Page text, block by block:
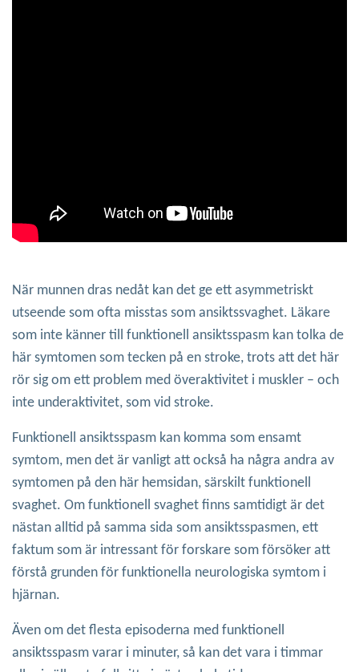
När munnen dras nedåt kan det ge ett asymmetriskt
utseende som ofta misstas som ansiktssvaghet. Läkare
som inte känner till funktionell ansiktsspasm kan tolka de
här symtomen som tecken på en stroke, trots att det här
rör sig om ett problem med överaktivitet i muskler – och
inte underaktivitet, som vid stroke.
Funktionell ansiktsspasm kan komma som ensamt
symtom, men det är vanligt att också ha några andra av
symtomen på den här hemsidan, särskilt funktionell
svaghet. Om funktionell svaghet finns samtidigt är det
nästan alltid på samma sida som ansiktsspasmen, ett
faktum som är intressant för forskare som försöker att
förstå grunden för funktionella neurologiska symtom i
hjärnan.
Även om det flesta episoderna med funktionell
ansiktsspasm varar i minuter, så kan det vara i timmar